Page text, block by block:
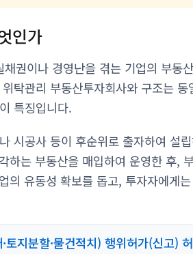
인가
권이나 경영난을 겪는 기업의 부동
탁관리 부동산투자회사와 구조는
특징입니다.
시공사 등이 후순위로 출자하여 설
하는 부동산을 매입하여 운영한 후,
의 유동성 확보를 돕고, 투자자에게
토지분할·물건적치) 행위허가(신고)